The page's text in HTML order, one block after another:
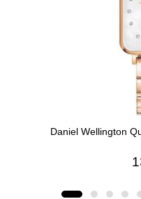
Daniel Wellington